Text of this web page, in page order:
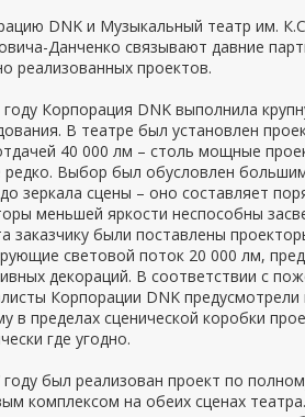
DNK и Музыкальный театр им.
Данченко связывают давние
реализованных проектов.
Корпорация DNK выполнила
В театре был установлен
40 000 лм – столь мощные
редко. Выбор был обусловлен
зеркала сцены – оно составляет
меньшей яркости неспособны
заказчику были поставлены
световой поток 20 000 лм,
декораций. В соответствии с
Корпорации DNK
в пределах сценической коробки
где угодно.
был реализован проект по
комплексом на обеих сценах